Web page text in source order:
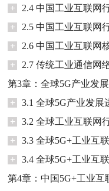
+
2.4 中国工业互联网
+
2.5 中国工业互联网
+
2.6 中国工业互联网
+
2.7 传统工业通信网
第3章：全球5G产业发
+
3.1 全球5G产业发
+
3.2 全球工业互联网
+
3.3 全球5G+工业互
+
3.4 全球5G+工业互
第4章：中国5G+工业互